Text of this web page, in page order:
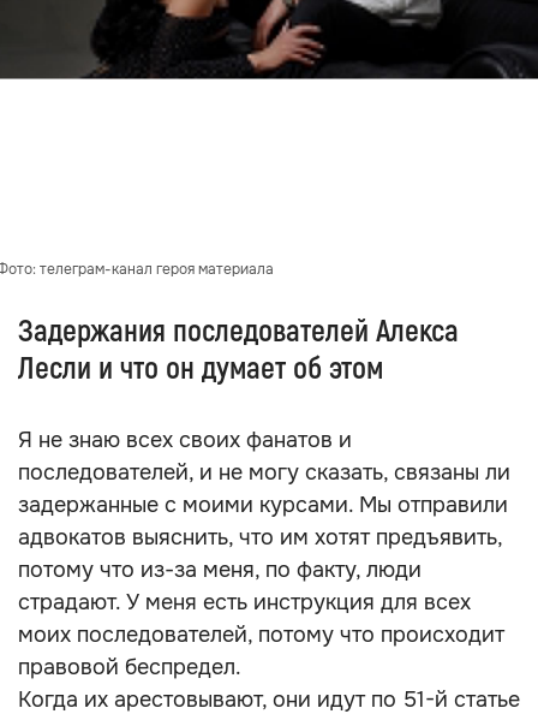
телеграм-канал героя материала
Задержания последователей Алекса
Лесли и что он думает об этом
Я не знаю всех своих фанатов и
последователей, и не могу сказать, связаны ли
задержанные с моими курсами. Мы отправили
адвокатов выяснить, что им хотят предъявить,
потому что из-за меня, по факту, люди
страдают. У меня есть инструкция для всех
моих последователей, потому что происходит
правовой беспредел.
Когда их арестовывают, они идут по 51-й статье